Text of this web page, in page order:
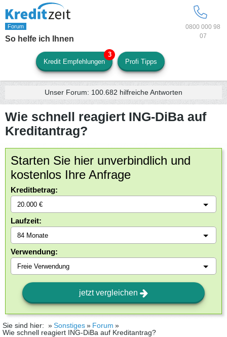
0800 000 98
07
So helfe ich Ihnen
Kredit Empfehlungen Profi Tipps
Unser Forum: 100.682 hilfreiche Antworten
Wie schnell reagiert ING-DiBa auf
Kreditantrag?
Starten Sie hier unverbindlich und
kostenlos Ihre Anfrage
Kreditbetrag:
Laufzeit:
Verwendung:
jetzt vergleichen
Sie sind hier: Sonstiges
Forum
Wie schnell reagiert ING-DiBa auf Kreditantrag?